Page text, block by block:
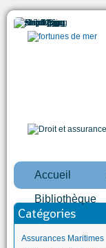
Accueil
Bibliothèque
Catégories
Assurances Maritimes